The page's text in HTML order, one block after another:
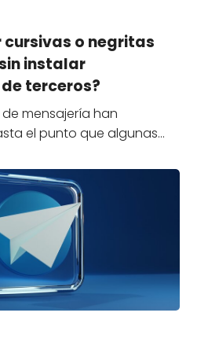
cursivas o negritas
instalar
terceros?
mensajería han
el punto que algunas…